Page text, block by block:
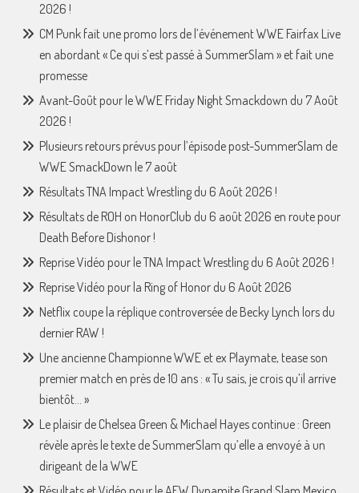
2026 !
CM Punk fait une promo lors de l’événement WWE Fairfax Live
en abordant « Ce qui s’est passé à SummerSlam » et fait une
promesse
Avant-Goût pour le WWE Friday Night Smackdown du 7 Août
2026 !
Plusieurs retours prévus pour l’épisode post-SummerSlam de
WWE SmackDown le 7 août
Résultats TNA Impact Wrestling du 6 Août 2026 !
Résultats de ROH on HonorClub du 6 août 2026 en route pour
Death Before Dishonor !
Reprise Vidéo pour le TNA Impact Wrestling du 6 Août 2026 !
Reprise Vidéo pour la Ring of Honor du 6 Août 2026
Netflix coupe la réplique controversée de Becky Lynch lors du
dernier RAW !
Une ancienne Championne WWE et ex Playmate, tease son
premier match en près de 10 ans : « Tu sais, je crois qu’il arrive
bientôt… »
Le plaisir de Chelsea Green & Michael Hayes continue : Green
révèle après le texte de SummerSlam qu’elle a envoyé à un
dirigeant de la WWE